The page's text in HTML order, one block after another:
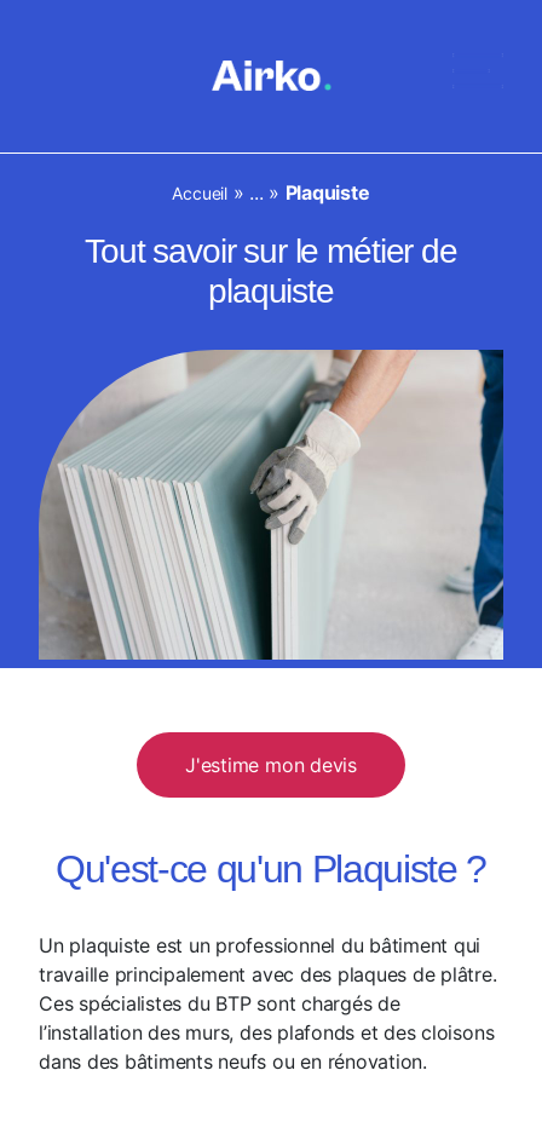
Accueil» ... » Plaquiste
Tout savoir sur le métier de
plaquiste
J'estime mon devis
Qu'est-ce qu'un Plaquiste ?
Un plaquiste est un professionnel du bâtiment qui
travaille principalement avec des plaques de plâtre.
Ces spécialistes du BTP sont chargés de
l’installation des murs, des plafonds et des cloisons
dans des bâtiments neufs ou en rénovation.